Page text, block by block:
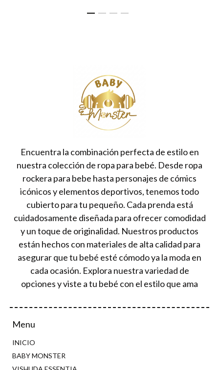
Encuentra la combinación perfecta de estilo en
nuestra colección de ropa para bebé. Desde ropa
rockera para bebe hasta personajes de cómics
icónicos y elementos deportivos, tenemos todo
cubierto para tu pequeño. Cada prenda está
cuidadosamente diseñada para ofrecer comodidad
y un toque de originalidad. Nuestros productos
están hechos con materiales de alta calidad para
asegurar que tu bebé esté cómodo ya la moda en
cada ocasión. Explora nuestra variedad de
opciones y viste a tu bebé con el estilo que ama
Menu
INICIO
BABY MONSTER